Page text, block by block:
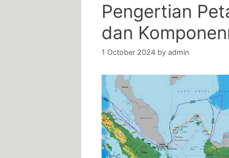
Pengertian
dan
1 October 2024 by admin